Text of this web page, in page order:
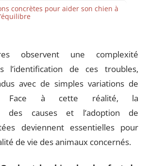
concrètes pour aider son chien à
observent une complexité
l’identification de ces troubles,
avec de simples variations de
Face à cette réalité, la
des causes et l’adoption de
deviennent essentielles pour
de vie des animaux concernés.